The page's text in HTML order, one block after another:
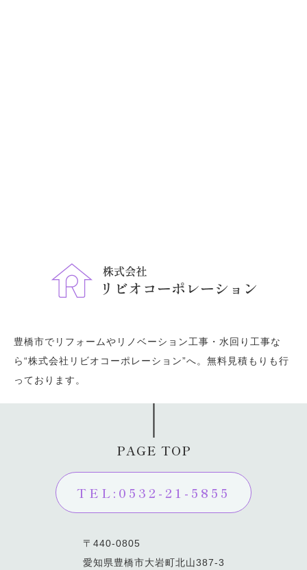
豊橋市でリフォームやリノベーション工事・水回り工事な
ら“株式会社リビオコーポレーション”へ。無料見積もりも行
っております。
PAGE TOP
TEL:0532-21-5855
〒440-0805
愛知県豊橋市大岩町北山387-3